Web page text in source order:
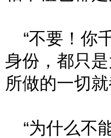
“不要！你
身份，都只
所做的一切就
“为什么不